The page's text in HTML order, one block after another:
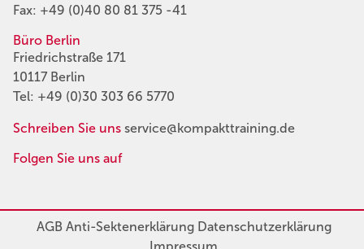
Fax: +49 (0)40 80 81 375 -41
Büro Berlin
Friedrichstraße 171
10117 Berlin
Tel: +49 (0)30 303 66 5770
Schreiben Sie uns service@kompakttraining.de
Folgen Sie uns auf
AGBAnti-SektenerklärungDatenschutzerklärung